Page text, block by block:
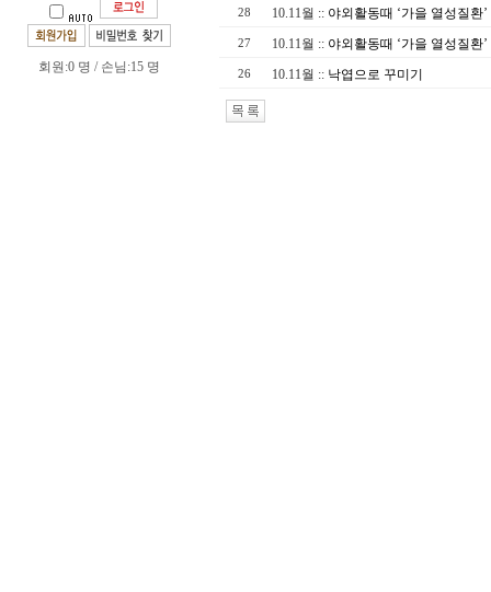
회원:0 명 / 손님:15 명
28 10.11월 :: 야외활동때 ‘가을 열성질환
27 10.11월 :: 야외활동때 ‘가을 열성질환
26 10.11월 :: 낙엽으로 꾸미기